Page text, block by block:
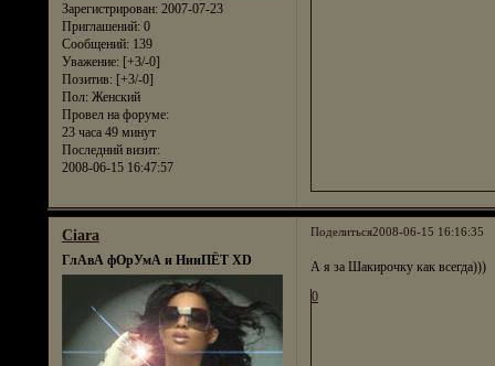
Зарегистрирован: 2007-07-23
Приглашений:0
Сообщений:139
Уважение: [+3/-0]
Позитив: [+3/-0]
Пол:Женский
Провел на форуме:
23 часа 49 минут
Последний визит:
2008-06-15 16:47:57
Поделиться2008-06-15 16:16:35
Ciara
ГлАвА фОрУмА и НииПЁТ XD
А я за Шакирочку как всегда)))
0